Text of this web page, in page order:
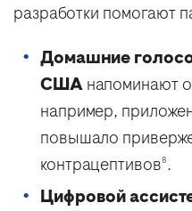
разработки помогают
Домашние
СШАнапоминают
например,
повышало
контрацептивов8.
Цифровой